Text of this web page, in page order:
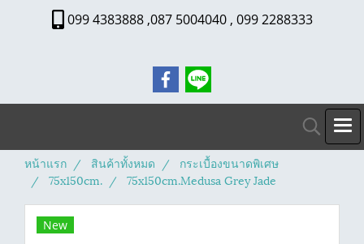
099 4383888 ,087 5004040 , 099 2288333
หน้าแรก สินค้าทั้งหมด
กระเบื้องขนาดพิเศษ
75x150cm.
75x150cm.Medusa Grey Jade
New